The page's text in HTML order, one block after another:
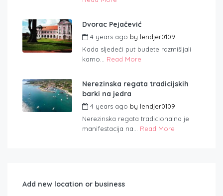
Dvorac Pejačević
4 years ago by lendjer0109
Kada sljedeći put budete razmišljali
kamo... Read More
Nerezinska regata tradicijskih
barki na jedra
4 years ago by lendjer0109
Nerezinska regata tradicionalna je
manifestacija na... Read More
Add new location or business